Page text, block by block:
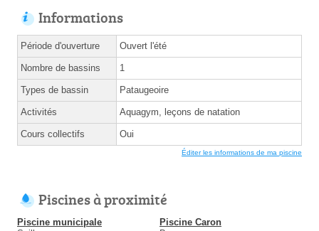
Informations
Période d'ouverture Ouvert l'été
Nombre de bassins 1
Types de bassin Pataugeoire
Activités Aquagym, leçons de natation
Cours collectifs Oui
Éditer les informations de ma piscine
Piscines à proximité
Piscine municipale
Piscine Caron